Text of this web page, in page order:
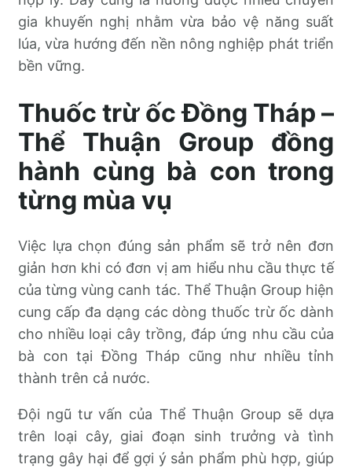
gia khuyến nghị nhằm vừa bảo vệ năng suất
lúa, vừa hướng đến nền nông nghiệp phát triển
bền vững.
Thuốc trừ ốc Đồng Tháp –
Thể Thuận Group đồng
hành cùng bà con trong
từng mùa vụ
Việc lựa chọn đúng sản phẩm sẽ trở nên đơn
giản hơn khi có đơn vị am hiểu nhu cầu thực tế
của từng vùng canh tác. Thể Thuận Group hiện
cung cấp đa dạng các dòng thuốc trừ ốc dành
cho nhiều loại cây trồng, đáp ứng nhu cầu của
bà con tại Đồng Tháp cũng như nhiều tỉnh
thành trên cả nước.
Đội ngũ tư vấn của Thể Thuận Group sẽ dựa
trên loại cây, giai đoạn sinh trưởng và tình
trạng gây hại để gợi ý sản phẩm phù hợp, giúp